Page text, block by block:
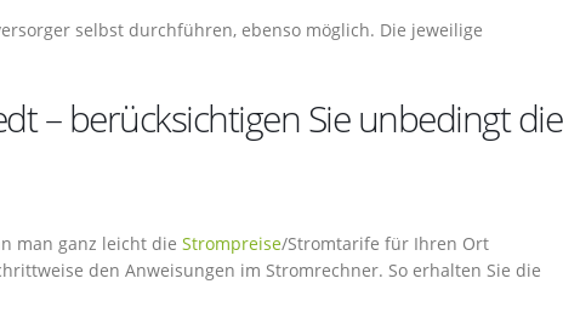
selbst durchführen, ebenso möglich. Die jeweilige
– berücksichtigen Sie unbedingt die
man ganz leicht die Strompreise/Stromtarife für Ihren Ort
den Anweisungen im Stromrechner. So erhalten Sie die